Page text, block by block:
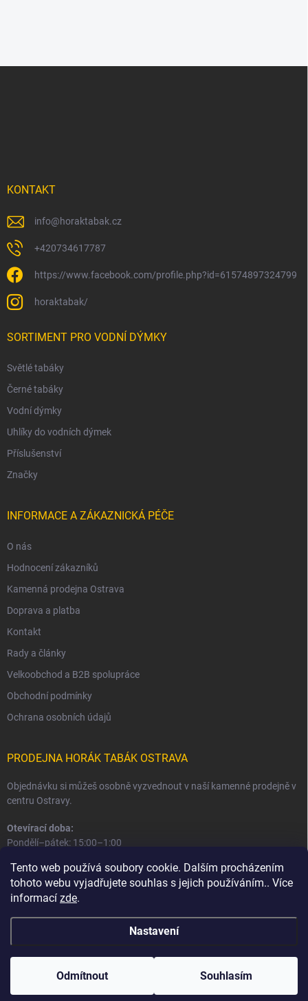
Tento web používá soubory cookie. Dalším procházením
tohoto webu vyjadřujete souhlas s jejich používáním.. Více
informací zde.
Nastavení
Odmítnout Souhlasím
KONTAKT
info@horaktabak.cz
+420734617787
https://www.facebook.com/profile.php?id=61574897324799
horaktabak/
SORTIMENT PRO VODNÍ DÝMKY
Světlé tabáky
Černé tabáky
Vodní dýmky
Uhlíky do vodních dýmek
Příslušenství
Značky
INFORMACE A ZÁKAZNICKÁ PÉČE
O nás
Hodnocení zákazníků
Kamenná prodejna Ostrava
Doprava a platba
Kontakt
Rady a články
Velkoobchod a B2B spolupráce
Obchodní podmínky
Ochrana osobních údajů
PRODEJNA HORÁK TABÁK OSTRAVA
Objednávku si můžeš osobně vyzvednout v naší kamenné prodejně v
centru Ostravy.
Otevírací doba:
Pondělí–pátek: 15:00–1:00
Informace o prodejně a osobním odběru
Copyright 2026Horák Tabák. Všechna práva vyhrazena.